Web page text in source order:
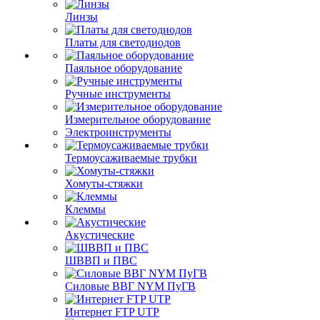
Линзы
Платы для светодиодов
Паяльное оборудование
Ручные инструменты
Измерительное оборудование
Электроинструменты
Термоусаживаемые трубки
Хомуты-стяжки
Клеммы
Акустические
ШВВП и ПВС
Силовые ВВГ NYM ПуГВ
Интернет FTP UTP